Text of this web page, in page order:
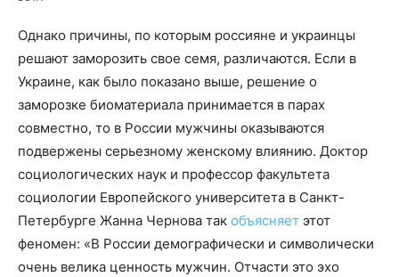
Однако причины, по которым россияне и украинцы
решают заморозить свое семя, различаются. Если в
Украине, как было показано выше, решение о
заморозке биоматериала принимается в парах
совместно, то в России мужчины оказываются
подвержены серьезному женскому влиянию. Доктор
социологических наук и профессор факультета
социологии Европейского университета в Санкт-
Петербурге Жанна Чернова так объясняет этот
феномен: «В России демографически и символически
очень велика ценность мужчин. Отчасти это эхо